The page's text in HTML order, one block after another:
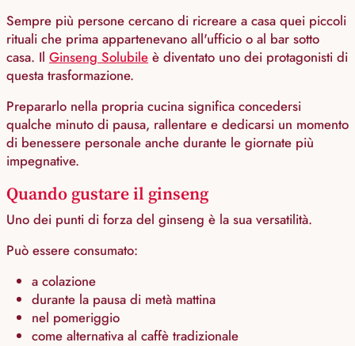
Sempre più persone cercano di ricreare a casa quei piccoli
rituali che prima appartenevano all'ufficio o al bar sotto
casa. Il Ginseng Solubile è diventato uno dei protagonisti di
questa trasformazione.
Prepararlo nella propria cucina significa concedersi
qualche minuto di pausa, rallentare e dedicarsi un momento
di benessere personale anche durante le giornate più
impegnative.
Quando gustare il ginseng
Uno dei punti di forza del ginseng è la sua versatilità.
Può essere consumato:
a colazione
durante la pausa di metà mattina
nel pomeriggio
come alternativa al caffè tradizionale